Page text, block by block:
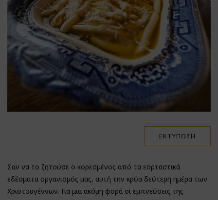
ΕΚΤΎΠΩΣΗ
Σαν να το ζητούσε ο κορεσμένος από τα εορταστικά
εδέσματα οργανισμός μας, αυτή την κρύα δεύτερη ημέρα των
Χριστουγέννων. Για μια ακόμη φορά οι εμπνεύσεις της